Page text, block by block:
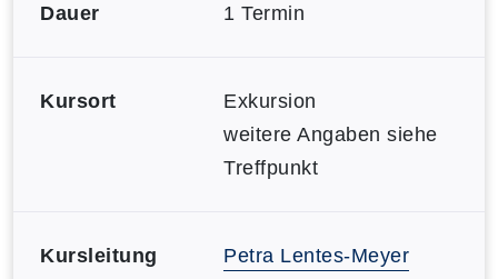
Dauer 1 Termin
Kursort
Exkursion
weitere Angaben siehe
Treffpunkt
Kursleitung Petra Lentes-Meyer